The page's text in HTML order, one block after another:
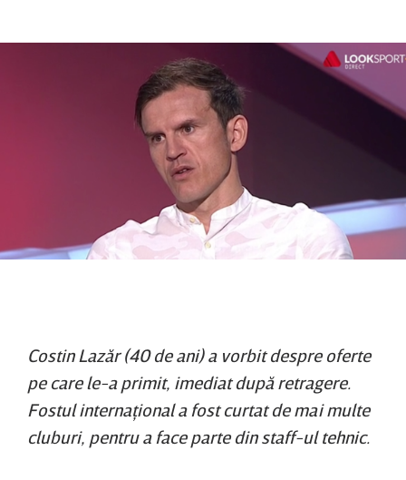
Costin Lazăr (40 de ani) a vorbit despre oferte
pe care le-a primit, imediat după retragere.
Fostul internaţional a fost curtat de mai multe
cluburi, pentru a face parte din staff-ul tehnic.